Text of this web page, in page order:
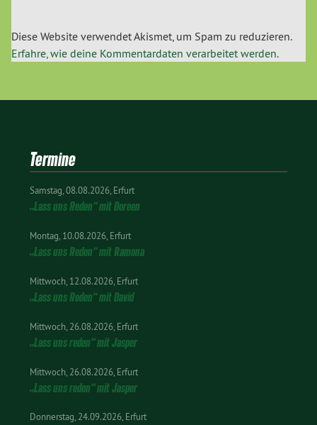
Diese Website verwendet Akismet, um Spam zu reduzieren.
Erfahre, wie deine Kommentardaten verarbeitet werden.
Termine
Samstag 08.08.2026 Erfurt
„Lass uns Reden“ mit Doreen
Montag 10.08.2026 Erfurt
„Lass uns Reden“ mit Ramona
Mittwoch 12.08.2026 Erfurt
„Lass uns Reden“ mit David
Mittwoch 26.08.2026 Erfurt
„Lass uns reden“ mit Jasper
Mittwoch 26.08.2026 Erfurt
„Lass uns reden“ mit Jasper
Donnerstag 24.09.2026 Erfurt